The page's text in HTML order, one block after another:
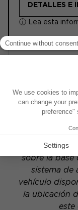
DETALLES E
ⓘ Lea esta
ACOUSTIC
Este
sobre la base
sistema de
vehículo
la ubicación
este